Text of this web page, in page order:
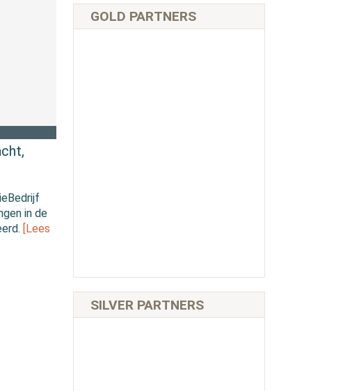
in de
[Lees
GOLD PARTNERS
SILVER PARTNERS